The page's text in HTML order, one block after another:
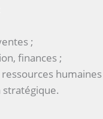
;
finances ;
humaines
stratégique.